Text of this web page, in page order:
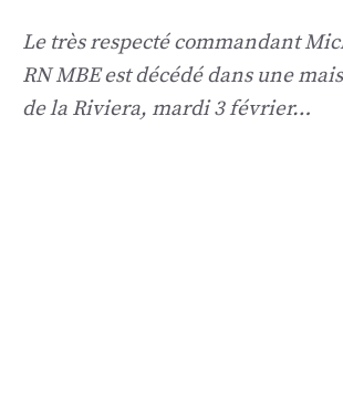
Le très respecté commandant
RN MBE est décédé dans une
de la Riviera, mardi 3 février…